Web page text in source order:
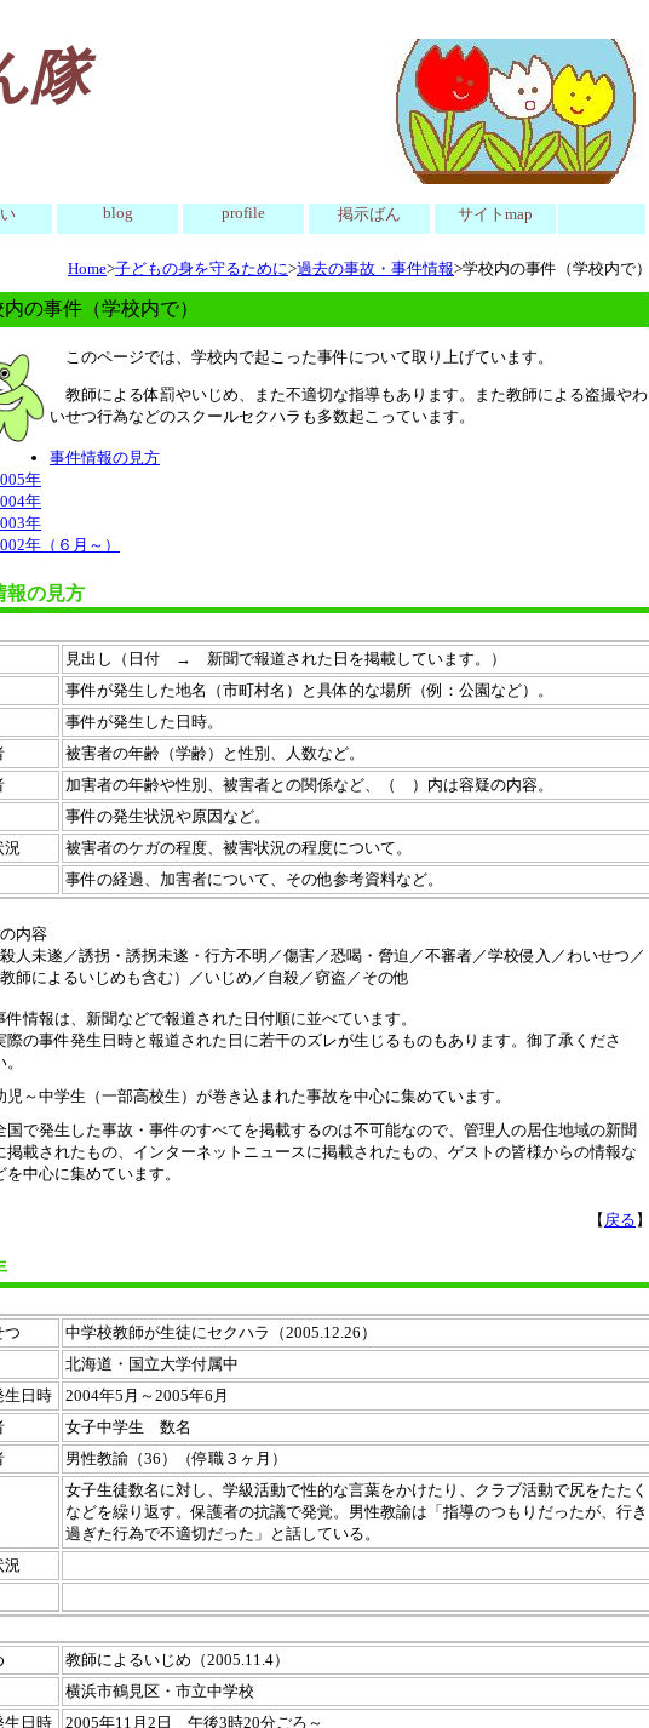
隊
blog profile 掲示ばん サイトmap
Home>子どもの身を守るために>過去の事故・事件情報>学校内の事件（学校内で）
の事件（学校内で）
このページでは、学校内で起こった事件について取り上げています。
教師による体罰やいじめ、また不適切な指導もあります。また教師による盗撮やわ
いせつ行為などのスクールセクハラも多数起こっています。
事件情報の見方
年
年
年
年（６月～）
報の見方
見出し（日付 → 新聞で報道された日を掲載しています。）
事件が発生した地名（市町村名）と具体的な場所（例：公園など）。
事件が発生した日時。
被害者の年齢（学齢）と性別、人数など。
加害者の年齢や性別、被害者との関係など、（ ）内は容疑の内容。
事件の発生状況や原因など。
況
被害者のケガの程度、被害状況の程度について。
事件の経過、加害者について、その他参考資料など。
内容
人未遂／誘拐・誘拐未遂・行方不明／傷害／恐喝・脅迫／不審者／学校侵入／わいせつ／
師によるいじめも含む）／いじめ／自殺／窃盗／その他
件情報は、新聞などで報道された日付順に並べています。
際の事件発生日時と報道された日に若干のズレが生じるものもあります。御了承くださ
。
児～中学生（一部高校生）が巻き込まれた事故を中心に集めています。
国で発生した事故・事件のすべてを掲載するのは不可能なので、管理人の居住地域の新聞
掲載されたもの、インターネットニュースに掲載されたもの、ゲストの皆様からの情報な
を中心に集めています。
【 戻る】
つ
中学校教師が生徒にセクハラ（2005.12.26）
北海道・国立大学付属中
生日時
2004年5月～2005年6月
女子中学生 数名
男性教諭（36）（停職３ヶ月）
女子生徒数名に対し、学級活動で性的な言葉をかけたり、クラブ活動で尻をたたく
などを繰り返す。保護者の抗議で発覚。男性教諭は「指導のつもりだったが、行き
過ぎた行為で不適切だった」と話している。
況
教師によるいじめ（2005.11.4）
横浜市鶴見区・市立中学校
生日時
2005年11月2日 午後3時20分ごろ～